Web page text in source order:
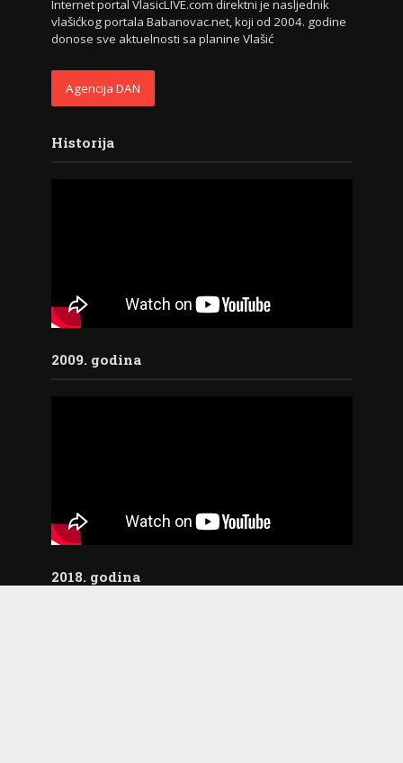
Internet portal VlasicLIVE.com direktni je nasljednik
vlašićkog portala Babanovac.net, koji od 2004. godine
donose sve aktuelnosti sa planine Vlašić
Agencija DAN
Historija
2009. godina
2018. godina